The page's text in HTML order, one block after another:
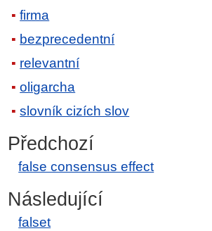
firma
bezprecedentní
relevantní
oligarcha
slovník cizích slov
Předchozí
false consensus effect
Následující
falset